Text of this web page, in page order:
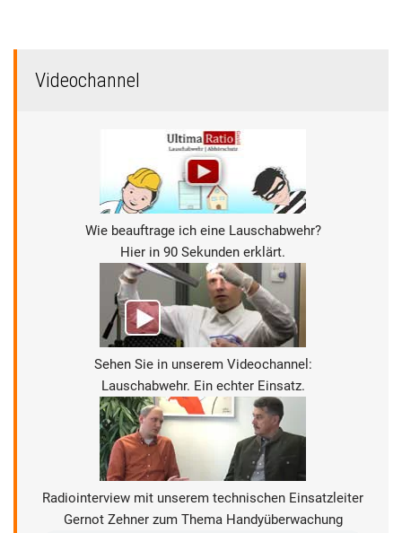
Videochannel
Wie beauftrage ich eine Lauschabwehr?
Hier in 90 Sekunden erklärt.
Sehen Sie in unserem Videochannel:
Lauschabwehr. Ein echter Einsatz.
Radiointerview mit unserem technischen Einsatzleiter
Gernot Zehner zum Thema Handyüberwachung